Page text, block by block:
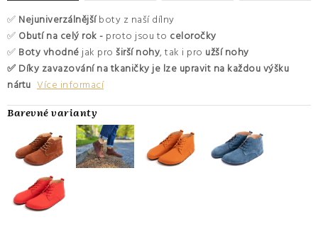
✅ Nejuniverzálnějšíboty z naší dílny
✅ Obutí na celý rok - proto jsou to celoročky
✅ Boty vhodné jak pro širší nohy, tak i pro užší nohy
✅ Díky zavazování na tkaničky je lze upravit na každou výšku
nártu Více informací